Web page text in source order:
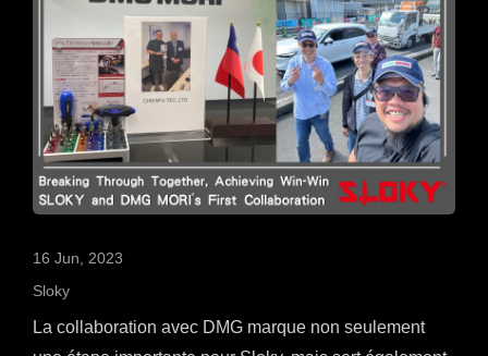
16 Jun, 2023
Sloky
La collaboration avec DMG marque non seulement